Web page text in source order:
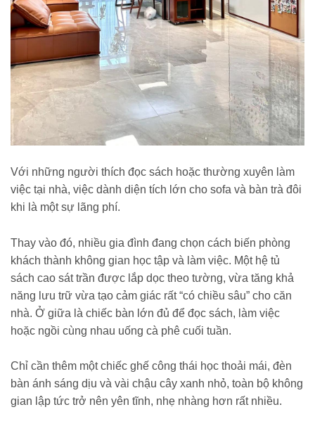
Với những người thích đọc sách hoặc thường xuyên làm
việc tại nhà, việc dành diện tích lớn cho sofa và bàn trà đôi
khi là một sự lãng phí.
Thay vào đó, nhiều gia đình đang chọn cách biến phòng
khách thành không gian học tập và làm việc. Một hệ tủ
sách cao sát trần được lắp dọc theo tường, vừa tăng khả
năng lưu trữ vừa tạo cảm giác rất “có chiều sâu” cho căn
nhà. Ở giữa là chiếc bàn lớn đủ để đọc sách, làm việc
hoặc ngồi cùng nhau uống cà phê cuối tuần.
Chỉ cần thêm một chiếc ghế công thái học thoải mái, đèn
bàn ánh sáng dịu và vài chậu cây xanh nhỏ, toàn bộ không
gian lập tức trở nên yên tĩnh, nhẹ nhàng hơn rất nhiều.